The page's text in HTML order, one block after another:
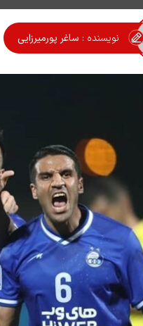
نویسنده : ساغر پورمیرزایی